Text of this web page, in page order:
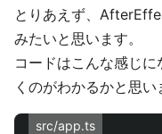
とりあえず、
みたいと思います。
コードはこんな感じ
くのがわかるかと思い
src/app.ts